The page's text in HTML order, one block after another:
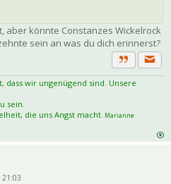
aber könnte Constanzes Wickelrock
sein an was du dich erinnerst?
Zitat
dass wir ungenügend sind. Unsere
sein.
die uns Angst macht. Marianne
21:03